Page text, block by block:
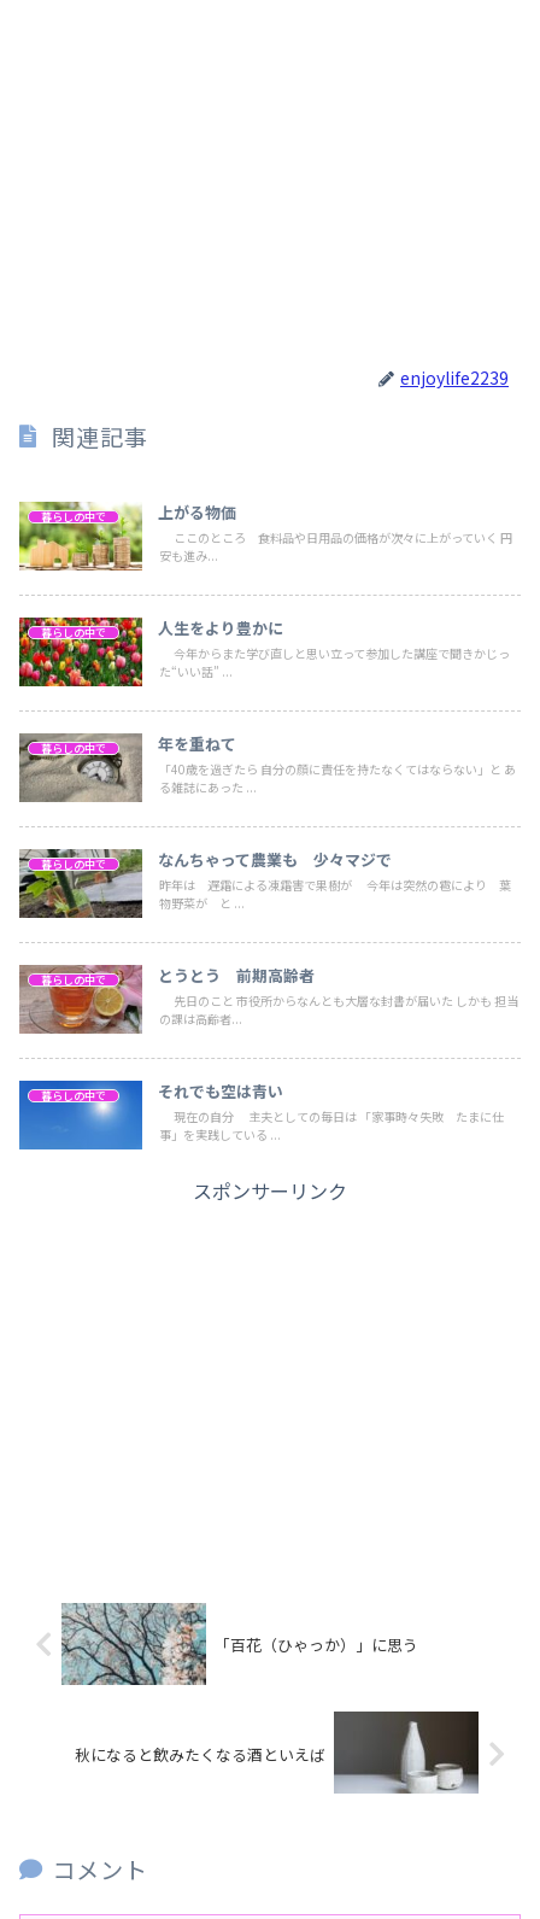
enjoylife2239
関連記事
暮らしの中で 上がる物価
ここのところ 食料品や日用品の価格が次々に上がっていく 円
安も進み...
暮らしの中で 人生をより豊かに
今年からまた学び直しと思い立って参加した講座で聞きかじっ
た“いい話” ...
暮らしの中で 年を重ねて
「40歳を過ぎたら 自分の顔に責任を持たなくてはならない」と あ
る雑誌にあった ...
暮らしの中で なんちゃって農業も 少々マジで
昨年は 遅霜による凍霜害で果樹が 今年は突然の雹により 葉
物野菜が と ...
暮らしの中で とうとう 前期高齢者
先日のこと 市役所からなんとも大層な封書が届いた しかも 担当
の課は高齢者...
暮らしの中で それでも空は青い
現在の自分 主夫としての毎日は 「家事時々失敗 たまに仕
事」を実践している ...
スポンサーリンク
「百花（ひゃっか）」に思う
秋になると飲みたくなる酒といえば
コメント